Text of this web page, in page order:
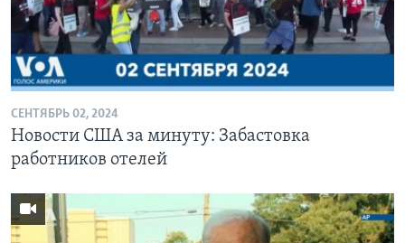
СЕНТЯБРЬ 02, 2024
Новости США за минуту: Забастовка
работников отелей